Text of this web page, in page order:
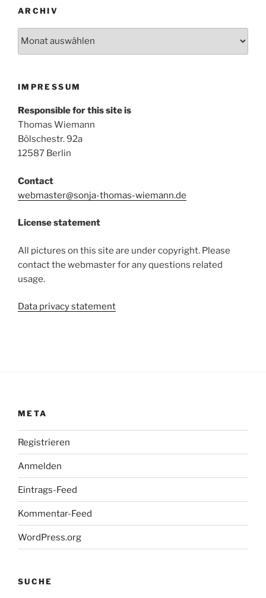
ARCHIV
IMPRESSUM
Responsible for this site is
Thomas Wiemann
Bölschestr. 92a
12587 Berlin
Contact
webmaster@sonja-thomas-wiemann.de
License statement
All pictures on this site are under copyright. Please
contact the webmaster for any questions related
usage.
Data privacy statement
META
Registrieren
Anmelden
Eintrags-Feed
Kommentar-Feed
WordPress.org
SUCHE